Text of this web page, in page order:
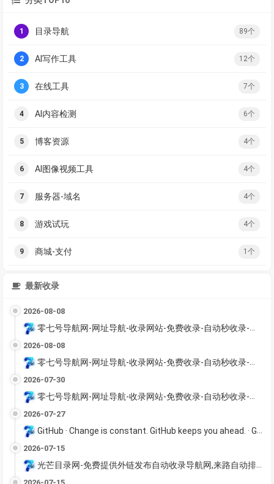
1 目录导航 89个
2 AI写作工具 12个
3 在线工具 7个
4 AI内容检测 6个
5 博客资源 4个
6 AI图像视频工具 4个
7 服务器-域名 4个
8 游戏试玩 4个
9 商城-支付 1个
最新收录
2026-08-08
零七号导航网-网址导航-收录网站-免费收录-自动秒收录-导航网站-提供免费源码
2026-08-08
零七号导航网-网址导航-收录网站-免费收录-自动秒收录-导航网站-提供免费源码
2026-07-30
零七号导航网-网址导航-收录网站-免费收录-自动秒收录-导航网站-提供免费源码
2026-07-27
GitHub · Change is constant. GitHub keeps you ahead. · GitHub
2026-07-15
光芒目录网-免费提供外链发布自动收录导航网,来路自动排第一。